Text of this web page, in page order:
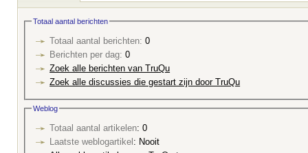
Totaal aantal berichten
Totaal aantal berichten: 0
Berichten per dag: 0
Zoek alle berichten van TruQu
Zoek alle discussies die gestart zijn door TruQu
Weblog
Totaal aantal artikelen: 0
Laatste weblogartikel
: Nooit